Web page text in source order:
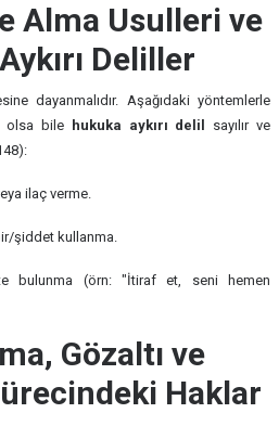
Alma Usulleri ve
Deliller
dayanmalıdır. Aşağıdaki yöntemlerle
olsa bile hukuka aykırı delil
sayılır ve
ilaç verme.
şiddet kullanma.
bulunma (örn: "İtiraf et, seni hemen
Gözaltı ve
Haklar